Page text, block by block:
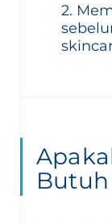
2.
Butuh